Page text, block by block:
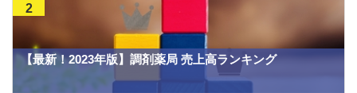
【最新！2023年版】調剤薬局 売上高ランキング
2